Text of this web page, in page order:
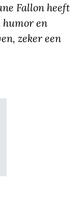
Fallon heeft
humor en
zeker een